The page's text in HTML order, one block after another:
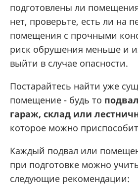
подготовлены ли
нет, проверьте, есть ли на
помещения с прочными
риск обрушения меньше и
выйти в случае опасности.
Постарайтесь найти уже
помещение - будь то
гараж, склад или
которое можно
Каждый подвал или
при подготовке можно
следующие рекомендации: